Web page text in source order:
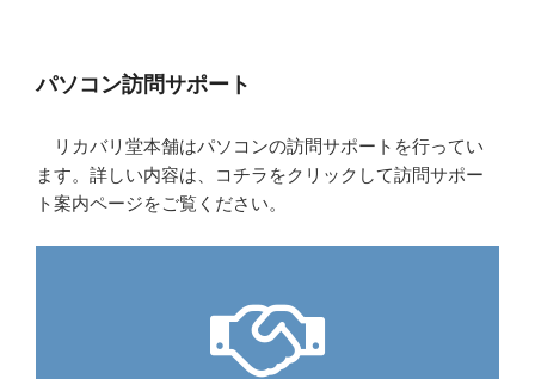
パソコン訪問サポート
リカバリ堂本舗はパソコンの訪問サポートを行ってい
ます。詳しい内容は、コチラをクリックして訪問サポー
ト案内ページをご覧ください。